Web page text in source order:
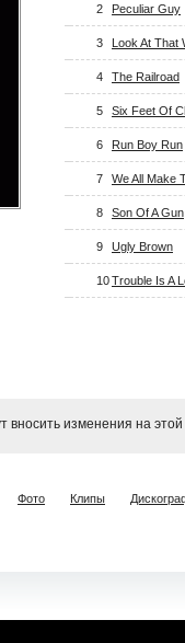
2 Peculiar Guy
3 Look At That
4 The Railroad
5 Six Feet Of
6 Run Boy Run
7 We All Make
8 Son Of A Gun
9 Ugly Brown
10Trouble Is A
вносить изменения на
Фото Клипы